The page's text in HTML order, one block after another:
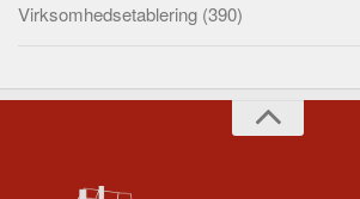
Virksomhedsetablering (390)